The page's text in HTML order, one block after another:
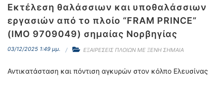
Εκτέλεση θαλάσσιων και υποθαλάσσιων
εργασιών από το πλοίο “FRAM PRINCE”
(IMO 9709049) σημαίας Νορβηγίας
03/12/2025 1:49 μμ. ΕΞΑΙΡΕΣΕΙΣ ΠΛΟΙΩΝ ΜΕ ΞΕΝΗ ΣΗΜΑΙΑ
Αντικατάσταση και πόντιση αγκυρών στον κόλπο Ελευσίνας